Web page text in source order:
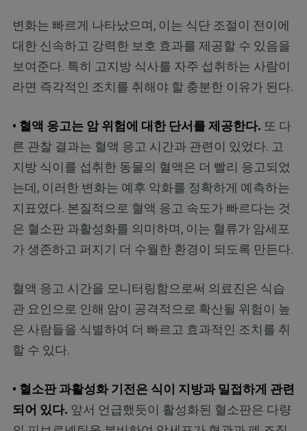
변화는 빠르게 나타났으며, 이는 식단 조절이 전이에
대한 신속하고 강력한 보호 효과를 제공할 수 있음을
보여준다. 특히 고지방 식사를 자주 섭취하는 사람이
라면 즉각적인 조치를 취해야 할 충분한 이유가 된다.
• 혈액 응고는 암 위험에 대한 단서를 제공한다. 또 다
른 관찰 결과는 혈액 응고 시간과 관련이 있었다. 고
지방 식이를 섭취한 동물의 혈액은 더 빨리 응고되었
는데, 이러한 변화는 예후 악화를 정확하게 예측하는
지표였다. 본질적으로 혈액 응고 속도가 빠르다는 것
은 혈소판 과활성화를 의미하며, 이는 혈류가 암세포
가 생존하고 퍼지기 더 수월한 환경이 되도록 만든다.
혈액 응고 시간을 모니터링함으로써 의료진은 식습
관 요인으로 인해 암이 공격적으로 확산될 위험이 높
은 사람들을 식별하여 더 빠르고 효과적인 조치를 취
할 수 있다.
• 혈소판 과활성화 기전은 식이 지방과 밀접하게 관련
되어 있다. 앞서 언급했듯이 활성화된 혈소판은 다량